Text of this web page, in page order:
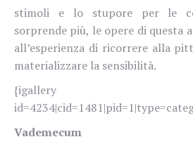
stimoli e lo stupore per le
sorprende più, le opere di questa
all’esperienza di ricorrere alla
materializzare la sensibilità.
{igallery
Vademecum